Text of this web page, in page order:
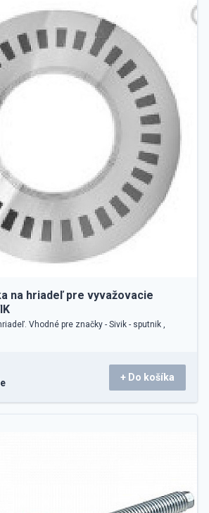
na hriadeľ pre vyvažovacie
Vhodné pre značky - Sivik - sputnik ,
+ Do košíka